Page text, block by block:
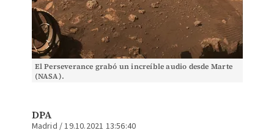
El Perseverance grabó un increíble audio desde Marte
(NASA).
DPA
Madrid /19.10.2021 13:56:40